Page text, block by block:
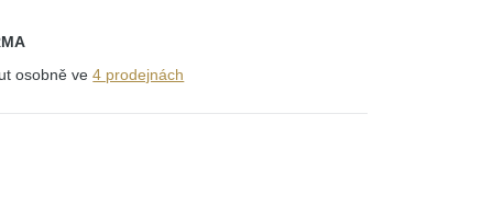
osobně ve4 prodejnách